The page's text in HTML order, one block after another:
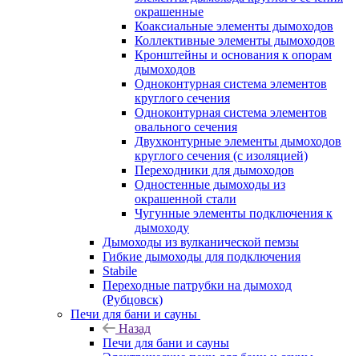
окрашенные
Коаксиальные элементы дымоходов
Коллективные элементы дымоходов
Кронштейны и основания к опорам
дымоходов
Одноконтурная система элементов
круглого сечения
Одноконтурная система элементов
овального сечения
Двухконтурные элементы дымоходов
круглого сечения (с изоляцией)
Переходники для дымоходов
Одностенные дымоходы из
окрашенной стали
Чугунные элементы подключения к
дымоходу
Дымоходы из вулканической пемзы
Гибкие дымоходы для подключения
Stabile
Переходные патрубки на дымоход
(Рубцовск)
Печи для бани и сауны
Назад
Печи для бани и сауны